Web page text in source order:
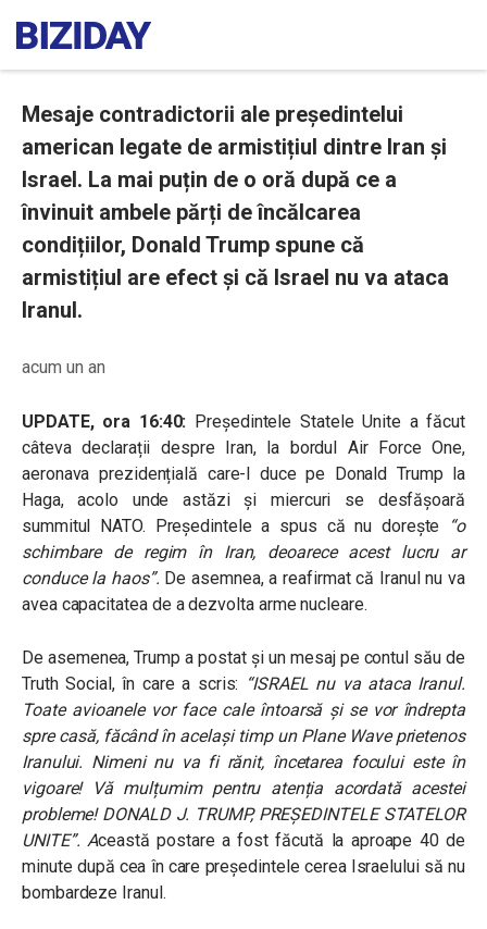
Mesaje contradictorii ale președintelui
american legate de armistițiul dintre Iran și
Israel. La mai puțin de o oră după ce a
învinuit ambele părți de încălcarea
condițiilor, Donald Trump spune că
armistițiul are efect și că Israel nu va ataca
Iranul.
acum un an
UPDATE, ora 16:40: Președintele Statele Unite a făcut
câteva declarații despre Iran, la bordul Air Force One,
aeronava prezidențială care-l duce pe Donald Trump la
Haga, acolo unde astăzi și miercuri se desfășoară
summitul NATO. Președintele a spus că nu dorește
“o
schimbare de regim în Iran, deoarece acest lucru ar
conduce la haos”. De asemnea, a reafirmat că Iranul nu va
avea capacitatea de a dezvolta arme nucleare.
De asemenea, Trump a postat și un mesaj pe contul său de
Truth Social, în care a scris: “ISRAEL nu va ataca Iranul.
Toate avioanele vor face cale întoarsă și se vor îndrepta
spre casă, făcând în același timp un Plane Wave prietenos
Iranului. Nimeni nu va fi rănit, încetarea focului este în
vigoare! Vă mulțumim pentru atenția acordată acestei
probleme! DONALD J. TRUMP, PREȘEDINTELE STATELOR
UNITE”. Această postare a fost făcută la aproape 40 de
minute după cea în care președintele cerea Israelului să nu
bombardeze Iranul.